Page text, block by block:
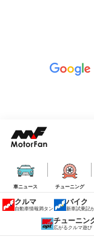
車ニュース チューニング
クルマ
自動車情報満タン
バイク
新車試乗記
チューニン
広がるクルマ遊び